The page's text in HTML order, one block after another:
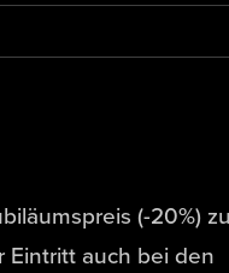
(-20%) zu
auch bei den